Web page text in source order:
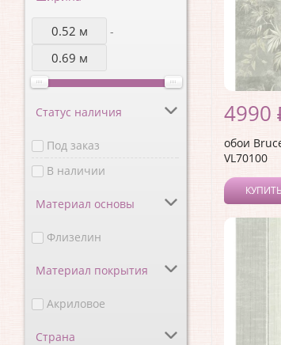
-
Статус наличия
Под заказ
В наличии
Материал основы
Флизелин
Материал покрытия
Акриловое
Страна
4990
обои
VL70100
КУПИТЬ